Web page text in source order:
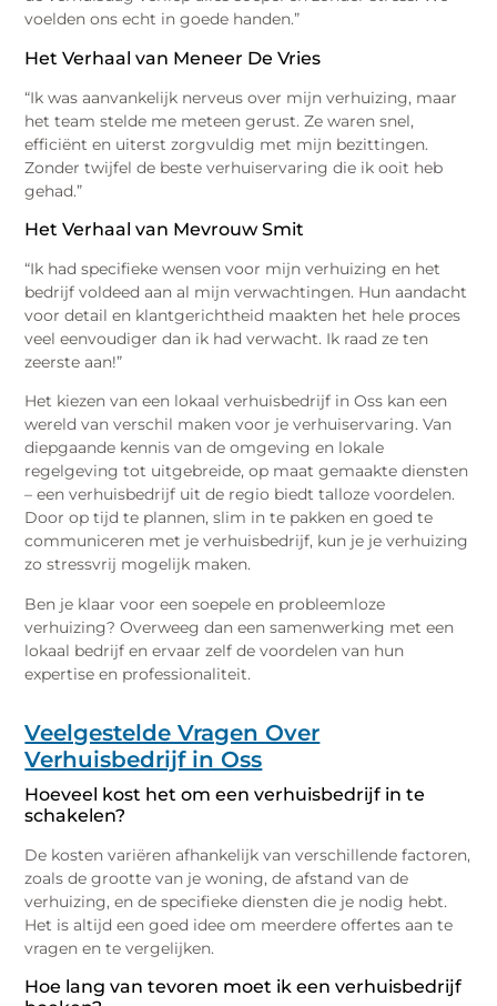
voelden ons echt in goede handen.”
Het Verhaal van Meneer De Vries
“Ik was aanvankelijk nerveus over mijn verhuizing, maar
het team stelde me meteen gerust. Ze waren snel,
efficiënt en uiterst zorgvuldig met mijn bezittingen.
Zonder twijfel de beste verhuiservaring die ik ooit heb
gehad.”
Het Verhaal van Mevrouw Smit
“Ik had specifieke wensen voor mijn verhuizing en het
bedrijf voldeed aan al mijn verwachtingen. Hun aandacht
voor detail en klantgerichtheid maakten het hele proces
veel eenvoudiger dan ik had verwacht. Ik raad ze ten
zeerste aan!”
Het kiezen van een lokaal verhuisbedrijf in Oss kan een
wereld van verschil maken voor je verhuiservaring. Van
diepgaande kennis van de omgeving en lokale
regelgeving tot uitgebreide, op maat gemaakte diensten
– een verhuisbedrijf uit de regio biedt talloze voordelen.
Door op tijd te plannen, slim in te pakken en goed te
communiceren met je verhuisbedrijf, kun je je verhuizing
zo stressvrij mogelijk maken.
Ben je klaar voor een soepele en probleemloze
verhuizing? Overweeg dan een samenwerking met een
lokaal bedrijf en ervaar zelf de voordelen van hun
expertise en professionaliteit.
Veelgestelde Vragen Over
Verhuisbedrijf in Oss
Hoeveel kost het om een verhuisbedrijf in te
schakelen?
De kosten variëren afhankelijk van verschillende factoren,
zoals de grootte van je woning, de afstand van de
verhuizing, en de specifieke diensten die je nodig hebt.
Het is altijd een goed idee om meerdere offertes aan te
vragen en te vergelijken.
Hoe lang van tevoren moet ik een verhuisbedrijf